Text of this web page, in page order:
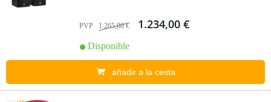
PVP 1.265,80 € 1.234,00 €
Disponible
añadir a la cesta